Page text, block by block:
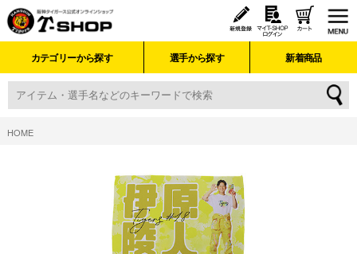
カテゴリーから探す 選手から探す 新着商品
HOME